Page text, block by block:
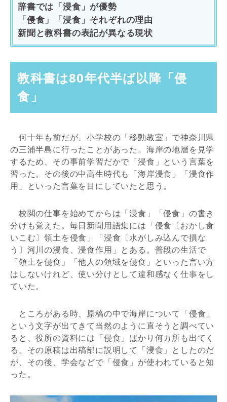
辞書では「浸食」が優勢
「侵食」「浸食」それぞれの理由
新聞と教科書の表記が異なる現状
教科書は80年代半ば以降「侵
食」
何十年も前だが、小学校の「移動教室」で神奈川県
の三浦半島に行ったことがあった。海岸の地層を見学
するため、その事前学習だかで「浸食」という言葉を
習った。その後の中高生時代も「海岸浸食」「浸食作
用」といった言葉を目にしていたと思う。
校閲の仕事を始めてからは「浸食」「侵食」の書き
分けも覚えた。毎日新聞用語集には「侵食〔おかし食
いこむ〕領土を侵食」「浸食〔水がしみ込んで損な
う〕河川の浸食、浸食作用」とある。普段の生活で
「領土を侵食」「他人の領域を侵食」といった言い方
はしないけれど、使い分けとして違和感なく仕事をし
ていた。
ところがある時、原稿の中で海岸について「侵食」
という文字が出てきて当然のように直そうと調べてい
ると、役所の資料には「侵食」ばかり何カ所も出てく
る。その原稿は出稿部に説明して「浸食」としたのだ
が、その後、学会などで「侵食」が使われていると知
った。